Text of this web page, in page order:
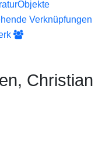
Objekte
Verknüpfungen
Christian